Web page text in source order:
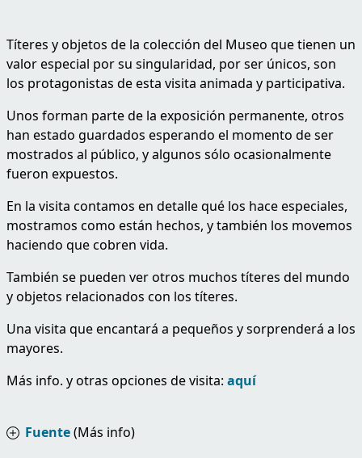
Títeres y objetos de la colección del Museo que tienen un
valor especial por su singularidad, por ser únicos, son
los protagonistas de esta visita animada y participativa.
Unos forman parte de la exposición permanente, otros
han estado guardados esperando el momento de ser
mostrados al público, y algunos sólo ocasionalmente
fueron expuestos.
En la visita contamos en detalle qué los hace especiales,
mostramos como están hechos, y también los movemos
haciendo que cobren vida.
También se pueden ver otros muchos títeres del mundo
y objetos relacionados con los títeres.
Una visita que encantará a pequeños y sorprenderá a los
mayores.
Más info. y otras opciones de visita: aquí
Fuente(Más info)